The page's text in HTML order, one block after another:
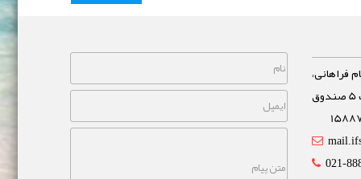
فراهانی،
خیابان مشاهیر، نبش خیابان غفاری پلاک 5 صندوق
021-